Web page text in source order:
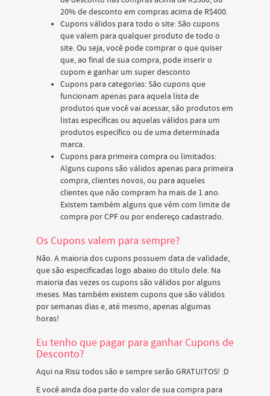
20% de desconto em compras acima de R$400.
Cupons válidos para todo o site: São cupons
que valem para qualquer produto de todo o
site. Ou seja, você pode comprar o que quiser
que, ao final de sua compra, pode inserir o
cupom e ganhar um super desconto
Cupons para categorias: São cupons que
funcionam apenas para aquela lista de
produtos que você vai acessar, são produtos em
listas específicas ou aquelas válidos para um
produtos específico ou de uma determinada
marca.
Cupons para primeira compra ou limitados:
Alguns cupons são válidos apenas para primeira
compra, clientes novos, ou para aqueles
clientes que não compram ha mais de 1 ano.
Existem também alguns que vêm com limite de
compra por CPF ou por endereço cadastrado.
Os Cupons valem para sempre?
Não. A maioria dos cupons possuem data de validade,
que são especificadas logo abaixo do título dele. Na
maioria das vezes os cupons são válidos por alguns
meses. Mas também existem cupons que são válidos
por semanas dias e, até mesmo, apenas algumas
horas!
Eu tenho que pagar para ganhar Cupons de
Desconto?
Aqui na Risü todos são e sempre serão GRATUITOS! :D
E você ainda doa parte do valor de sua compra para